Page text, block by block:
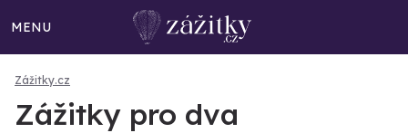
MENU
Zážitky.cz
Zážitky pro dva